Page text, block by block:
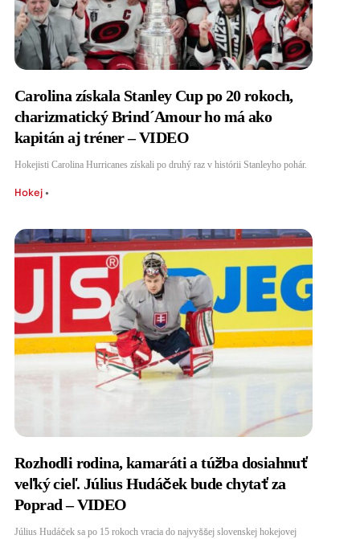
Carolina získala Stanley Cup po 20 rokoch,
charizmatický Brind´Amour ho má ako
kapitán aj tréner – VIDEO
Hokejisti Carolina Hurricanes získali po druhý raz v histórii Stanleyho pohár.
Hokej•
Rozhodli rodina, kamaráti a túžba dosiahnuť
veľký cieľ. Július Hudáček bude chytať za
Poprad – VIDEO
Július Hudáček sa po 15 rokoch vracia do najvyššej slovenskej hokejovej